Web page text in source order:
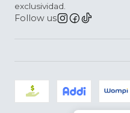
exclusividad.
Follow us